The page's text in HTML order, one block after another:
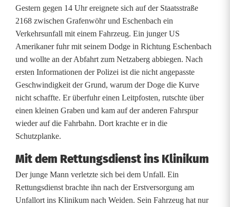
d
r
a
n
:
U
n
f
a
l
Gestern gegen 14 Uhr ereignete sich auf der Staatsstraße
2168 zwischen Grafenwöhr und Eschenbach ein
Verkehrsunfall mit einem Fahrzeug. Ein junger US
Amerikaner fuhr mit seinem Dodge in Richtung Eschenbach
und wollte an der Abfahrt zum Netzaberg abbiegen. Nach
ersten Informationen der Polizei ist die nicht angepasste
Geschwindigkeit der Grund, warum der Doge die Kurve
nicht schaffte. Er überfuhr einen Leitpfosten, rutschte über
einen kleinen Graben und kam auf der anderen Fahrspur
wieder auf die Fahrbahn. Dort krachte er in die
Schutzplanke.
Mit dem Rettungsdienst ins Klinikum
Der junge Mann verletzte sich bei dem Unfall. Ein
Rettungsdienst brachte ihn nach der Erstversorgung am
Unfallort ins Klinikum nach Weiden. Sein Fahrzeug hat nur